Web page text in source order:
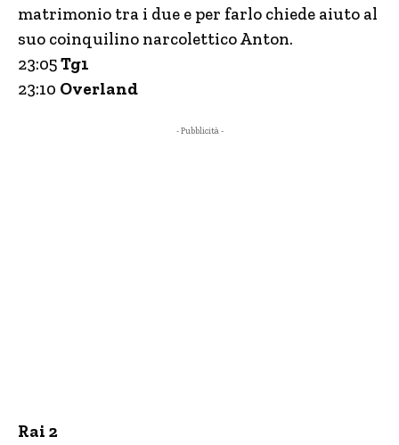
matrimonio tra i due e per farlo chiede aiuto al
suo coinquilino narcolettico Anton.
23:05Tg1
23:10 Overland
- Pubblicità -
Rai 2